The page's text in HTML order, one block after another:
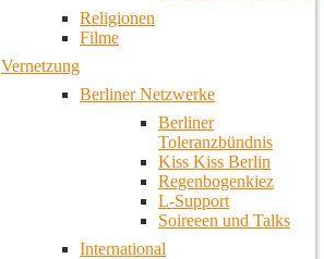
Religionen
Filme
Vernetzung
Berliner Netzwerke
Berliner
Toleranzbündnis
Kiss Kiss Berlin
Regenbogenkiez
L-Support
Soireeen und Talks
International